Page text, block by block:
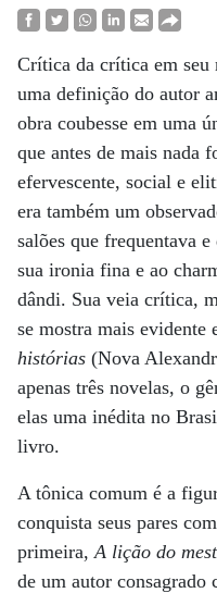
Crítica da crítica em seu
uma definição do autor
obra coubesse em uma
que antes de mais nada
efervescente, social e
era também um
salões que frequentava
sua ironia fina e ao
dândi. Sua veia crítica,
se mostra mais evidente
histórias (Nova
apenas três novelas, o
elas uma inédita no
livro.
A tônica comum é a
conquista seus pares
primeira,A lição do
de um autor